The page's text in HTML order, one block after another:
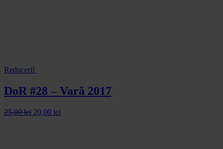
Reduceri!
DoR #28 – Vară 2017
25,00lei 20,00 lei